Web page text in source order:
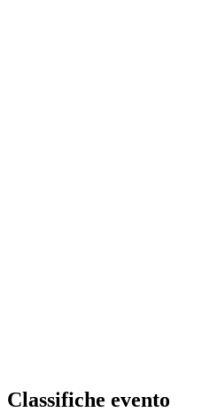
Classifiche evento